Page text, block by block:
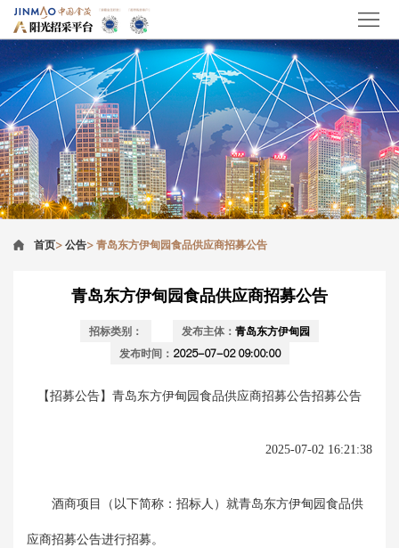
首页>公告>青岛东方伊甸园食品供应商招募公告
青岛东方伊甸园食品供应商招募公告
招标类别： 发布主体： 青岛东方伊甸园
发布时间： 2025-07-02 09:00:00
【招募公告】青岛东方伊甸园食品供应商招募公告招募公告
2025-07-02 16:21:38
酒商项目（以下简称：招标人）就青岛东方伊甸园食品供
应商招募公告进行招募。